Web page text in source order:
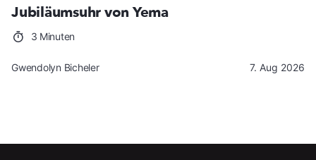
Jubiläumsuhr von Yema
3 Minuten
Gwendolyn Bicheler 7. Aug 2026